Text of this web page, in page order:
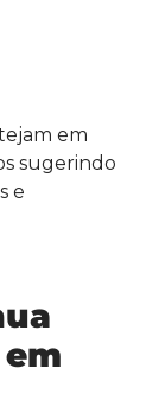
em
sugerindo
e